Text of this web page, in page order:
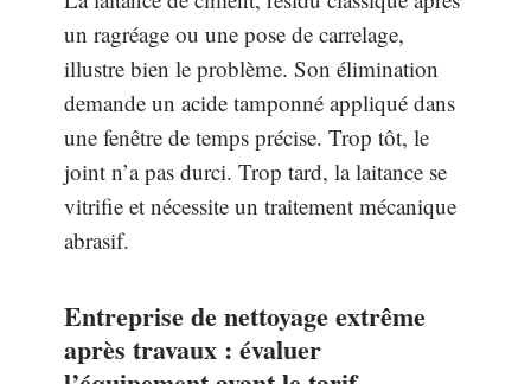
un ragréage ou une pose de carrelage,
illustre bien le problème. Son élimination
demande un acide tamponné appliqué dans
une fenêtre de temps précise. Trop tôt, le
joint n’a pas durci. Trop tard, la laitance se
vitrifie et nécessite un traitement mécanique
abrasif.
Entreprise de nettoyage extrême
après travaux : évaluer